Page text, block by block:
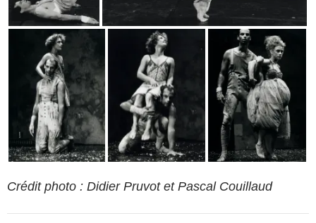
Crédit photo : Didier Pruvot et Pascal Couillaud